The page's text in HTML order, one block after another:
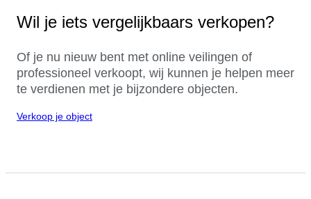
Wil je iets vergelijkbaars verkopen?
Of je nu nieuw bent met online veilingen of
professioneel verkoopt, wij kunnen je helpen meer
te verdienen met je bijzondere objecten.
Verkoop je object